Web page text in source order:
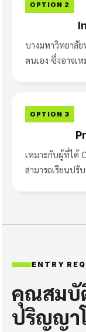
OPTION 2
บางมหาวิทยาลั
ตนเอง ซึ่งอาจเ
OPTION 3
เหมาะกับผู้ที่ได้
สามารถเรียนป
ENTRY
คุณสมบั
ปริญญา